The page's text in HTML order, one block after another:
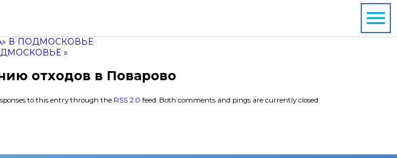
В ПОДМОСКОВЬЕ
»
отходов в Поварово
to this entry through the RSS 2.0 feed. Both comments and pings are currently closed.